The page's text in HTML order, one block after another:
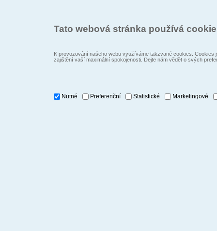
Tato webová stránka používá
K provozování našeho webu využíváme takzvané cookies.
zajištění vaší maximální spokojenosti. Dejte nám vědět o svých
Nutné Preferenční Statistické Marketingové